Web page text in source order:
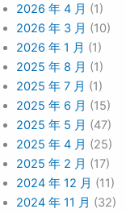
2026 年 4 月 (1)
2026 年 3 月 (10)
2026 年 1 月 (1)
2025 年 8 月 (1)
2025 年 7 月 (1)
2025 年 6 月 (15)
2025 年 5 月 (47)
2025 年 4 月 (25)
2025 年 2 月 (17)
2024 年 12 月 (11)
2024 年 11 月 (32)